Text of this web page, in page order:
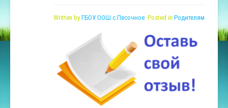
Written by ГБОУ ООШ с.Песочное. Posted in Родителям